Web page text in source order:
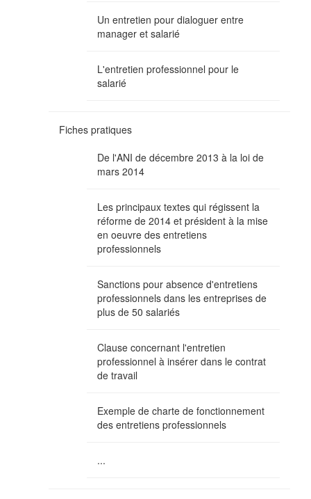
Un entretien pour dialoguer entre
manager et salarié
L'entretien professionnel pour le
salarié
Fiches pratiques
De l'ANI de décembre 2013 à la loi de
mars 2014
Les principaux textes qui régissent la
réforme de 2014 et président à la mise
en oeuvre des entretiens
professionnels
Sanctions pour absence d'entretiens
professionnels dans les entreprises de
plus de 50 salariés
Clause concernant l'entretien
professionnel à insérer dans le contrat
de travail
Exemple de charte de fonctionnement
des entretiens professionnels
...